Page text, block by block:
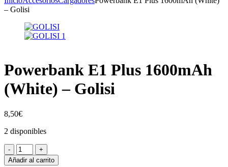
– Golisi
Powerbank E1 Plus 1600mAh
(White) – Golisi
8,50€
2 disponibles
-
Powerbank
E1
+
Añadir al carrito